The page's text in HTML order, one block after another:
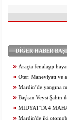
DİĞER HABER
Araçta fenalaşıp
Öter: Maneviyatı ve
olumsuzluklardan biri de
Mardin’de yangına
itfaiye eri öldü
Başkan Veysi Şahin
MİDYAT'TA 4
YOLU YENİLENDİ
Mardin'de iki